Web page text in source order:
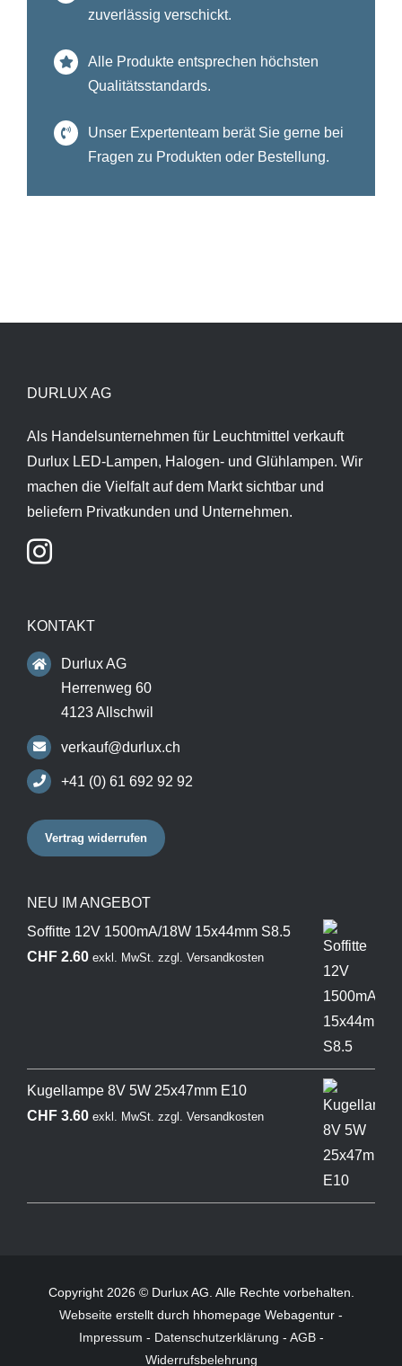
zuverlässig verschickt.
Alle Produkte entsprechen höchsten
Qualitätsstandards.
Unser Expertenteam berät Sie gerne bei
Fragen zu Produkten oder Bestellung.
DURLUX AG
Als Handelsunternehmen für Leuchtmittel verkauft
Durlux LED-Lampen, Halogen- und Glühlampen. Wir
machen die Vielfalt auf dem Markt sichtbar und
beliefern Privatkunden und Unternehmen.
KONTAKT
Durlux AG
Herrenweg 60
4123 Allschwil
verkauf@durlux.ch
+41 (0) 61 692 92 92
Vertrag widerrufen
NEU IM ANGEBOT
Soffitte 12V 1500mA/18W 15x44mm S8.5
CHF2.60 exkl. MwSt. zzgl. Versandkosten
Kugellampe 8V 5W 25x47mm E10
CHF3.60 exkl. MwSt. zzgl. Versandkosten
Copyright 2026 © Durlux AG. Alle Rechte vorbehalten.
Webseite erstellt durch hhomepage Webagentur -
Impressum - Datenschutzerklärung - AGB-
Widerrufsbelehrung